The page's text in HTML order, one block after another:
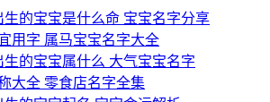
生的宝宝是什么命 宝宝名字分享
用字 属马宝宝名字大全
生的宝宝属什么 大气宝宝名字
大全 零食店名字全集